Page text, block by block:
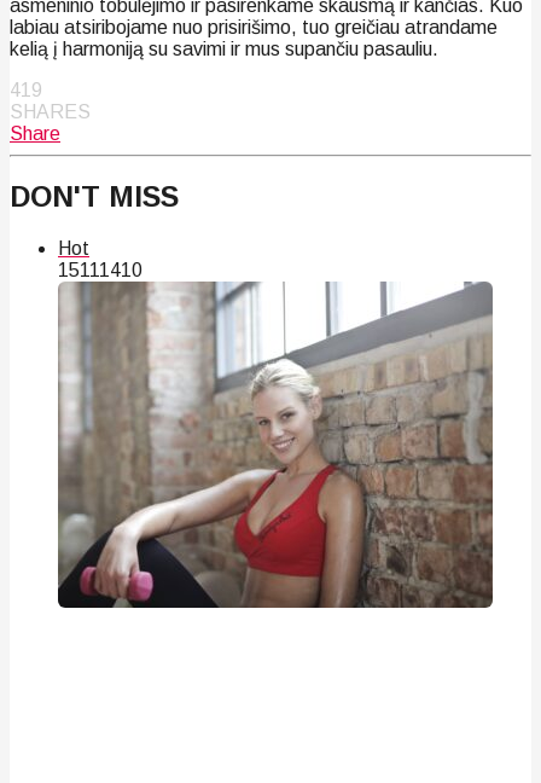
asmeninio tobulėjimo ir pasirenkame skausmą ir kančias. Kuo
labiau atsiribojame nuo prisirišimo, tuo greičiau atrandame
kelią į harmoniją su savimi ir mus supančiu pasauliu.
419
SHARES
Share
DON'T MISS
Hot
151 11410